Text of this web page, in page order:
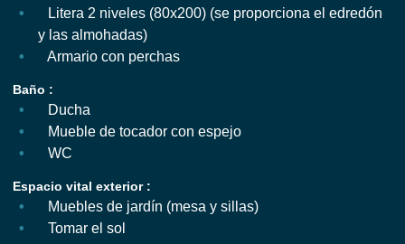
Litera 2 niveles (80x200) (se proporciona el edredón
y las almohadas)
Armario con perchas
Baño :
Ducha
Mueble de tocador con espejo
WC
Espacio vital exterior :
Muebles de jardín (mesa y sillas)
Tomar el sol